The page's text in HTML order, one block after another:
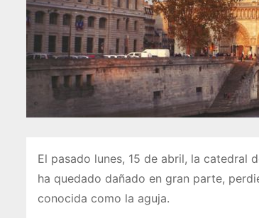
El pasado lunes, 15 de abril, la catedral
ha quedado dañado en gran parte,
conocida como la aguja.